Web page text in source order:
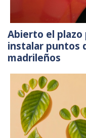
Abierto el plazo
instalar puntos
madrileños